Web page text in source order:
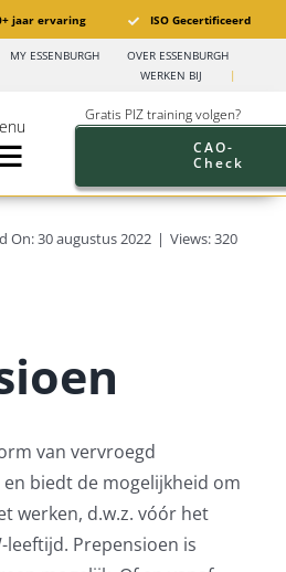
jaar ervaring ISO Gecertificeerd
MY ESSENBURGH
OVER ESSENBURGH
WERKEN BIJ
|
Gratis PIZ training volgen?
CAO-
Check
On: 30 augustus 2022 | Views: 320
van vervroegd
biedt de mogelijkheid om
werken, d.w.z. vóór het
leeftijd. Prepensioen is